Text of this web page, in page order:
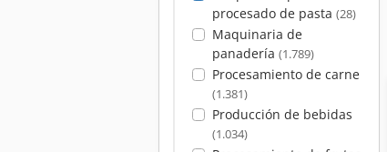
procesado de pasta (28)
Maquinaria de
panadería (1.789)
Procesamiento de carne
(1.381)
Producción de bebidas
(1.034)